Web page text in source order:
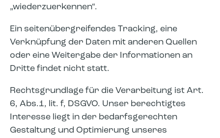
„wiederzuerkennen“.
Ein seitenübergreifendes Tracking, eine
Verknüpfung der Daten mit anderen Quellen
oder eine Weitergabe der Informationen an
Dritte findet nicht statt.
Rechtsgrundlage für die Verarbeitung ist Art.
6, Abs.1, lit. f, DSGVO. Unser berechtigtes
Interesse liegt in der bedarfsgerechten
Gestaltung und Optimierung unseres